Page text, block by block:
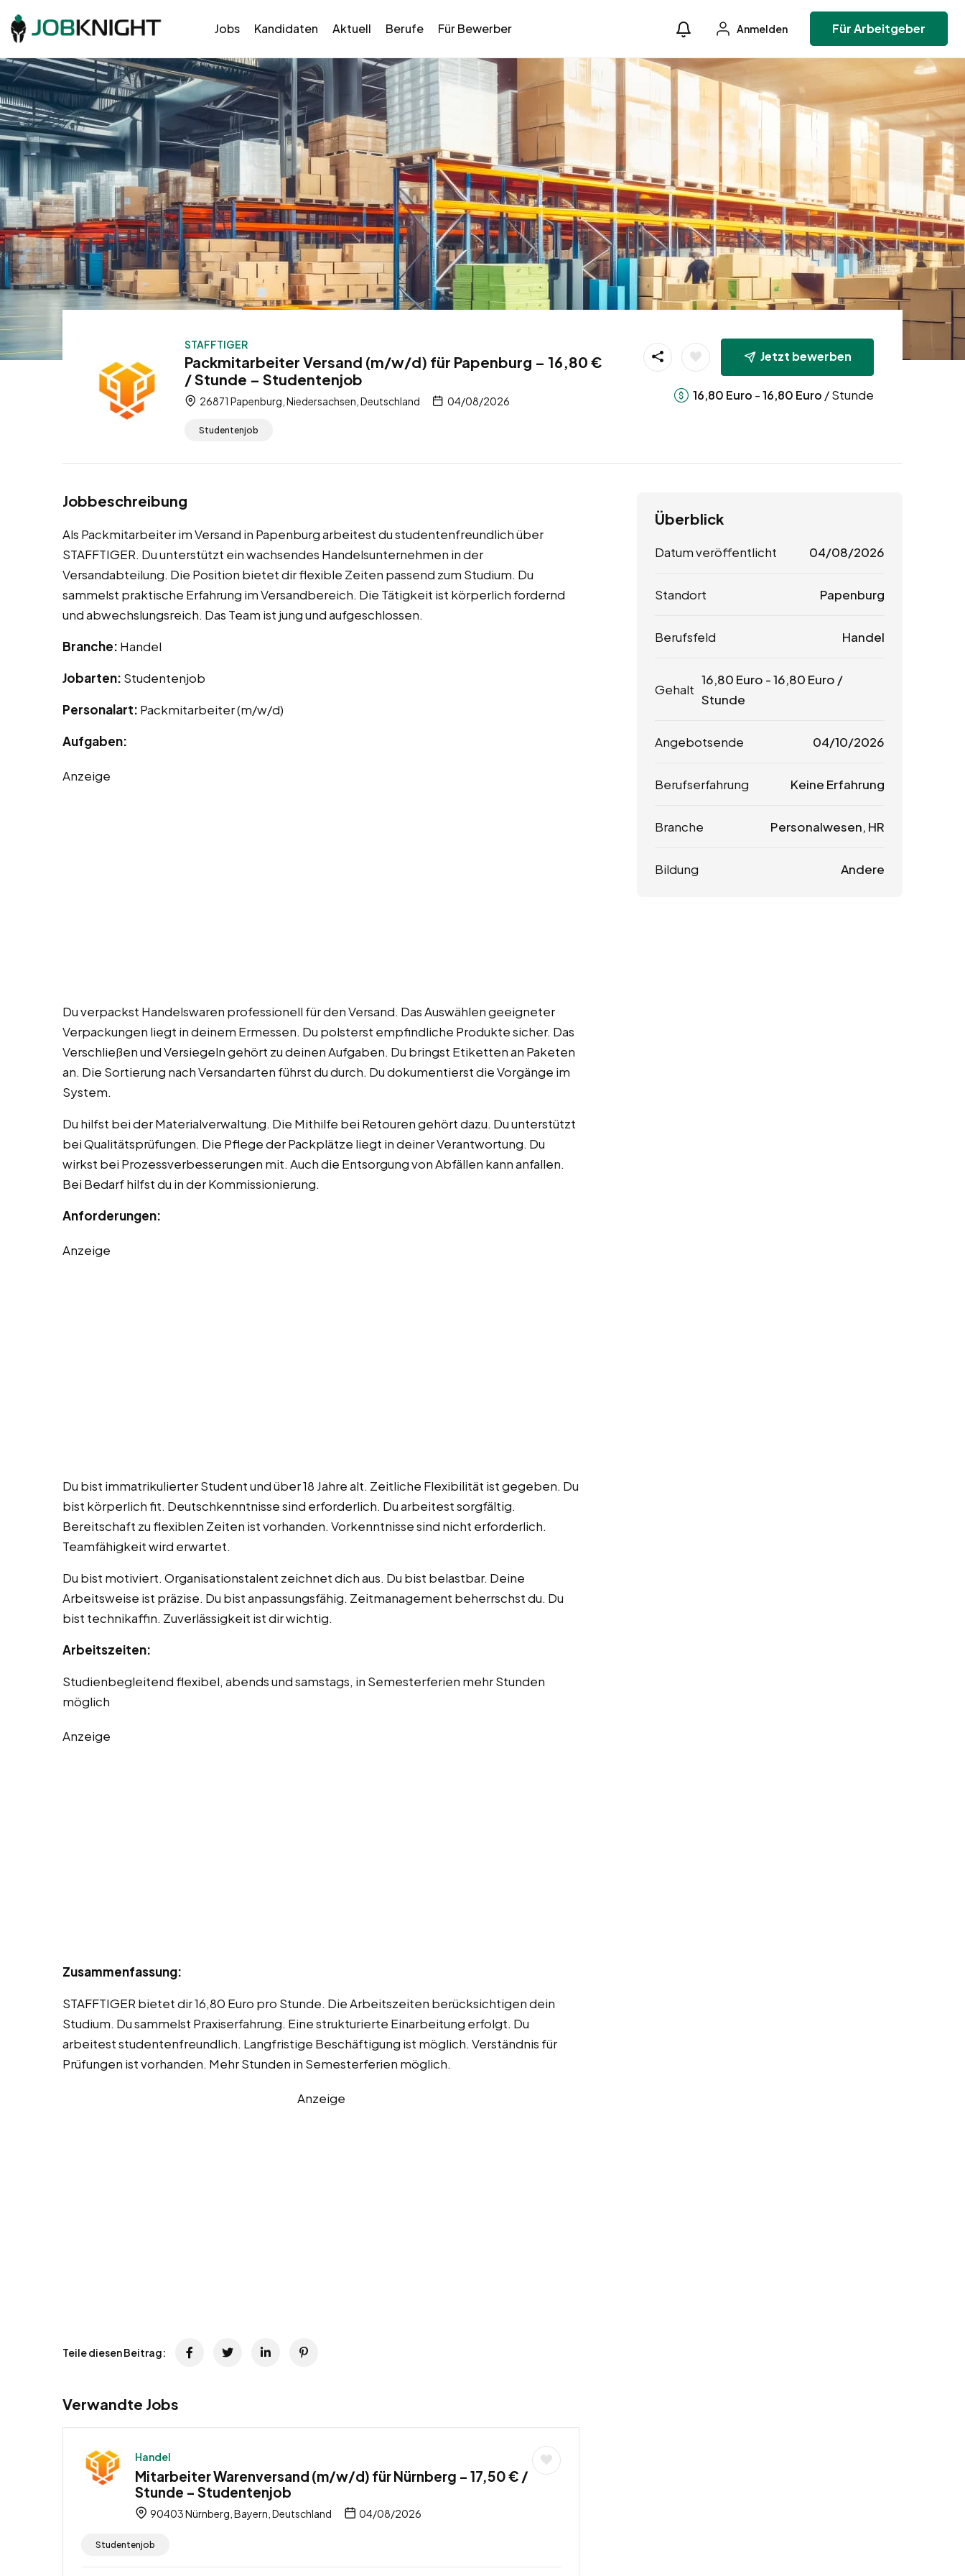
Jobs Kandidaten Aktuell Berufe Für Bewerber Anmelden Für Arbeitgeber
STAFFTIGER
Packmitarbeiter Versand (m/w/d) für Papenburg – 16,80 €
/ Stunde – Studentenjob
26871 Papenburg, Niedersachsen, Deutschland 04/08/2026
Studentenjob
Jetzt bewerben
16,80 Euro -16,80 Euro / Stunde
Jobbeschreibung
Als Packmitarbeiter im Versand in Papenburg arbeitest du studentenfreundlich über
STAFFTIGER. Du unterstützt ein wachsendes Handelsunternehmen in der
Versandabteilung. Die Position bietet dir flexible Zeiten passend zum Studium. Du
sammelst praktische Erfahrung im Versandbereich. Die Tätigkeit ist körperlich fordernd
und abwechslungsreich. Das Team ist jung und aufgeschlossen.
Branche: Handel
Jobarten: Studentenjob
Personalart: Packmitarbeiter (m/w/d)
Aufgaben:
Anzeige
Du verpackst Handelswaren professionell für den Versand. Das Auswählen geeigneter
Verpackungen liegt in deinem Ermessen. Du polsterst empfindliche Produkte sicher. Das
Verschließen und Versiegeln gehört zu deinen Aufgaben. Du bringst Etiketten an Paketen
an. Die Sortierung nach Versandarten führst du durch. Du dokumentierst die Vorgänge im
System.
Du hilfst bei der Materialverwaltung. Die Mithilfe bei Retouren gehört dazu. Du unterstützt
bei Qualitätsprüfungen. Die Pflege der Packplätze liegt in deiner Verantwortung. Du
wirkst bei Prozessverbesserungen mit. Auch die Entsorgung von Abfällen kann anfallen.
Bei Bedarf hilfst du in der Kommissionierung.
Anforderungen:
Anzeige
Du bist immatrikulierter Student und über 18 Jahre alt. Zeitliche Flexibilität ist gegeben. Du
bist körperlich fit. Deutschkenntnisse sind erforderlich. Du arbeitest sorgfältig.
Bereitschaft zu flexiblen Zeiten ist vorhanden. Vorkenntnisse sind nicht erforderlich.
Teamfähigkeit wird erwartet.
Du bist motiviert. Organisationstalent zeichnet dich aus. Du bist belastbar. Deine
Arbeitsweise ist präzise. Du bist anpassungsfähig. Zeitmanagement beherrschst du. Du
bist technikaffin. Zuverlässigkeit ist dir wichtig.
Arbeitszeiten:
Studienbegleitend flexibel, abends und samstags, in Semesterferien mehr Stunden
möglich
Anzeige
Zusammenfassung:
STAFFTIGER bietet dir 16,80 Euro pro Stunde. Die Arbeitszeiten berücksichtigen dein
Studium. Du sammelst Praxiserfahrung. Eine strukturierte Einarbeitung erfolgt. Du
arbeitest studentenfreundlich. Langfristige Beschäftigung ist möglich. Verständnis für
Prüfungen ist vorhanden. Mehr Stunden in Semesterferien möglich.
Anzeige
Teile diesen Beitrag:
Verwandte Jobs
Handel
Mitarbeiter Warenversand (m/w/d) für Nürnberg – 17,50 € /
Stunde – Studentenjob
90403 Nürnberg, Bayern, Deutschland 04/08/2026
Studentenjob
Überblick
Datum veröffentlicht 04/08/2026
Standort Papenburg
Berufsfeld Handel
Gehalt
16,80 Euro -16,80 Euro /
Stunde
Angebotsende 04/10/2026
Berufserfahrung Keine Erfahrung
Branche Personalwesen, HR
Bildung Andere